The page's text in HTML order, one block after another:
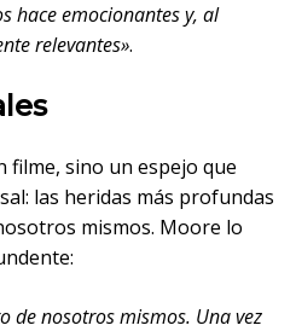
hace emocionantes y, al
relevantes».
filme, sino un espejo que
las heridas más profundas
mismos. Moore lo
de nosotros mismos. Una vez